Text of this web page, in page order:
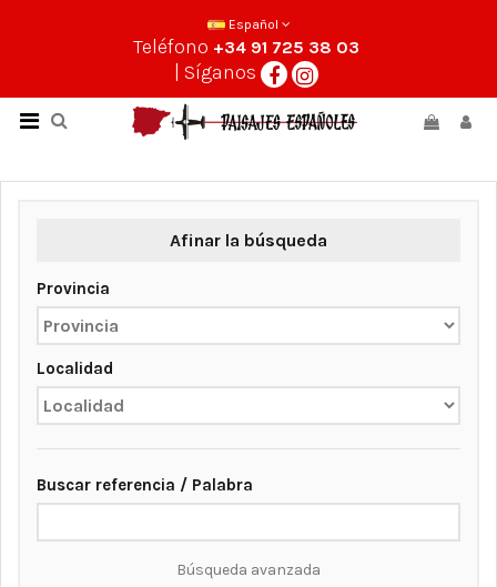
Español
Teléfono +34 91 725 38 03
| Síganos
Afinar la búsqueda
Provincia
Localidad
Buscar referencia / Palabra
Búsqueda avanzada